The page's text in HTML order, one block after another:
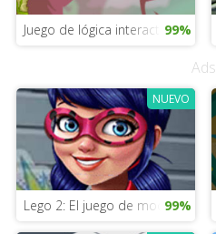
Juego de lógica interactivo99%
Ads
NUEVO
Lego 2: El juego de moda99%